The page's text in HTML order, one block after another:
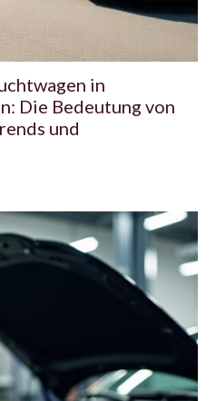
in
Die Bedeutung von
und